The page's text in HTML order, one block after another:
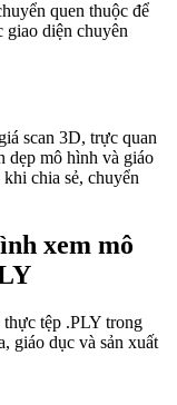
quen thuộc để
giao diện chuyên
scan 3D, trực quan
dẹp mô hình và giáo
chia sẻ, chuyển
xem mô
tệp .PLY trong
giáo dục và sản xuất